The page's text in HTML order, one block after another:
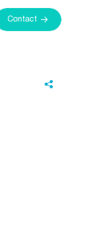
Contact